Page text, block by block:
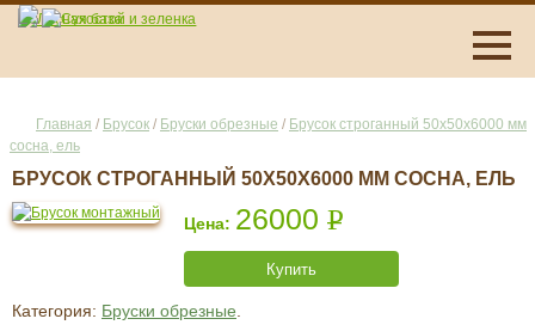
Главная / Брусок / Бруски обрезные / Брусок строганный 50x50x6000 мм
сосна, ель
БРУСОК СТРОГАННЫЙ 50X50X6000 ММ СОСНА, ЕЛЬ
26000 Р
УБ.
Купить
Категория: Бруски обрезные